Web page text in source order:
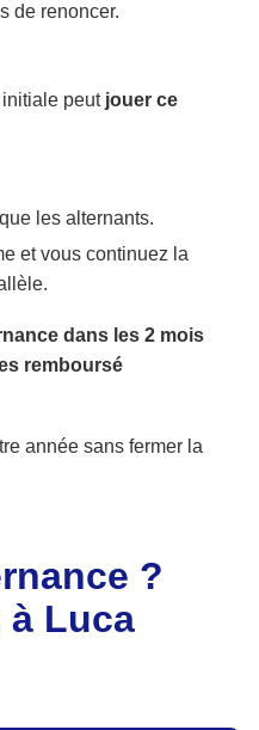
de renoncer.
peut jouer ce
les alternants.
et vous continuez la
dans les 2 mois
remboursé
année sans fermer la
?
à Luca